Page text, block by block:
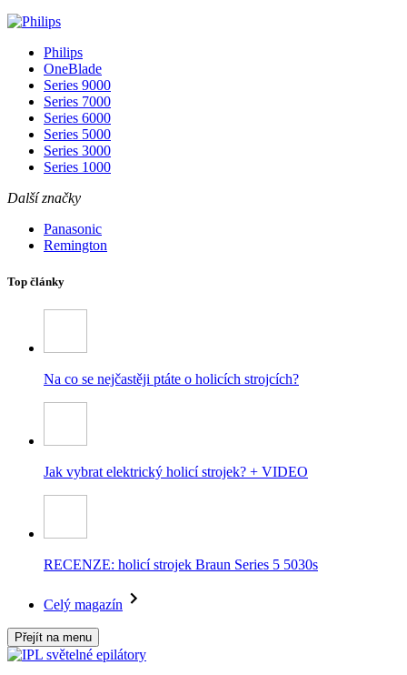
Philips
OneBlade
Series 9000
Series 7000
Series 6000
Series 5000
Series 3000
Series 1000
Další značky
Panasonic
Remington
Top články
Na co se nejčastěji ptáte o holicích strojcích?
Jak vybrat elektrický holicí strojek? + VIDEO
RECENZE: holicí strojek Braun Series 5 5030s
Celý magazín
Přejít na menu